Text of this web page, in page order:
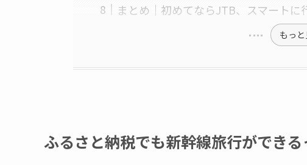
まとめ｜初めてならJTB、スマートに
もっと
ふるさと納税でも新幹線旅行ができる